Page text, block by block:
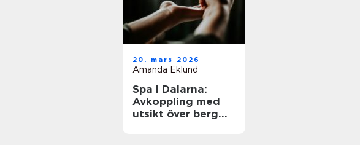
20. mars 2026
Amanda Eklund
Spa i Dalarna:
Avkoppling med
utsikt över berg